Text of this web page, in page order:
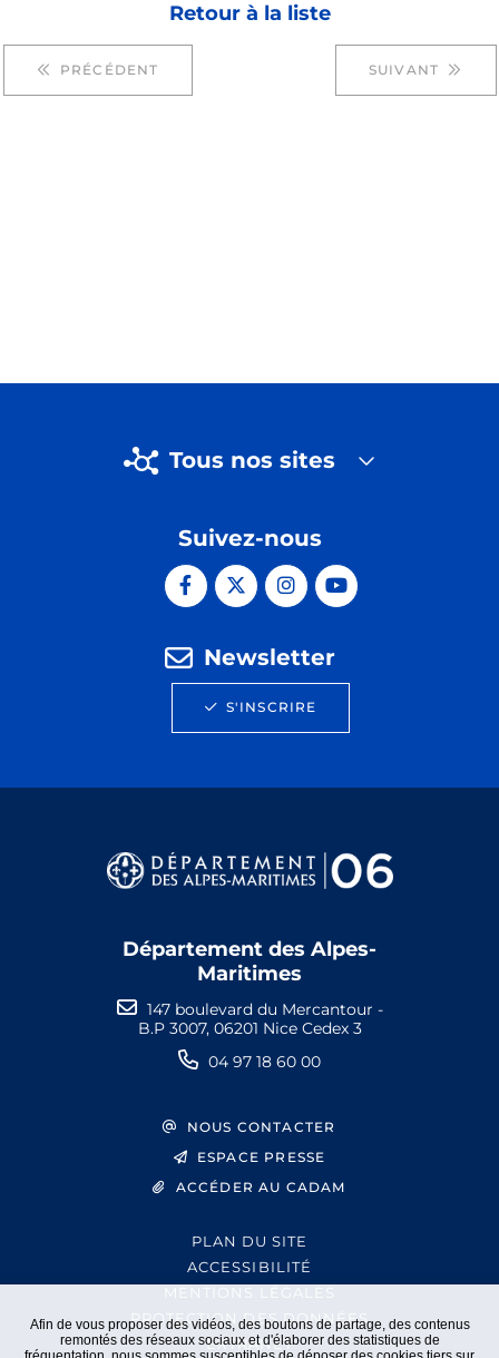
Afin de vous proposer des vidéos, des boutons de partage, des contenus
remontés des réseaux sociaux et d'élaborer des statistiques de
PRÉCÉDENT
Retour à la liste
SUIVANT
Tous nos sites
Suivez-nous
Newsletter
S'INSCRIRE
Département des Alpes-
Maritimes
147 boulevard du Mercantour -
B.P 3007, 06201 Nice Cedex 3
04 97 18 60 00
NOUS CONTACTER
ESPACE PRESSE
ACCÉDER AU CADAM
PLAN DU SITE
ACCESSIBILITÉ
MENTIONS LÉGALES
PROTECTION DES DONNÉES
EXTRANET